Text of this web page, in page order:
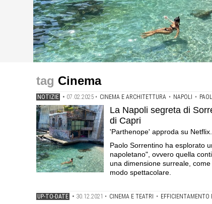
Netflix. Una passeggiata tra i luoghi scelti dal
restauro e la sala studio aperta 24 ore su 24 per
Cinema
NOTIZIE • 07.02.2025 • CINEMA E ARCHITETTURA • NAPOLI •
La Napoli segreta di
di Capri
'Parthenope' approda su
Paolo Sorrentino ha esplorato
napoletano", ovvero quella
una dimensione surreale,
modo spettacolare.
UP-TO-DATE • 30.12.2021 • CINEMA E TEATRI • EFFICIENTAMENTO